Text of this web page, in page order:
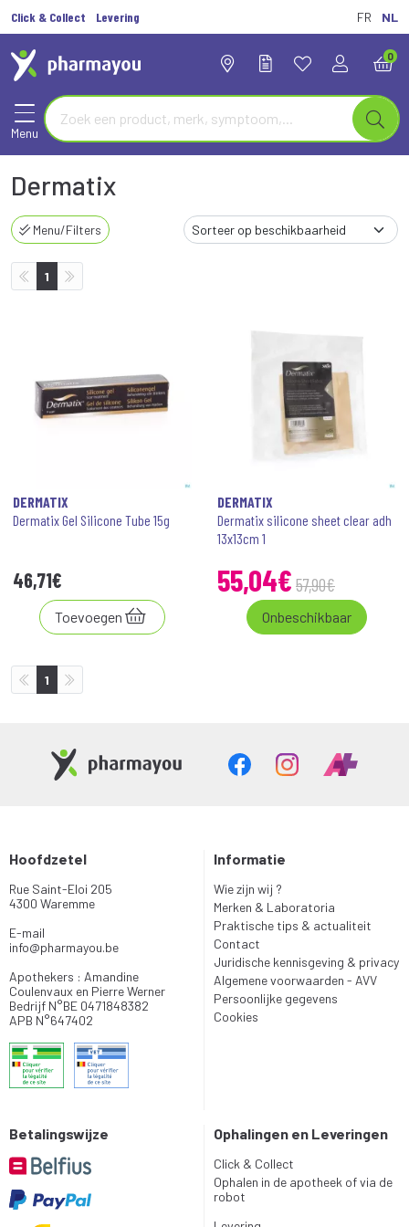
Click & Collect Levering FR NL
0
Menu
Dermatix
Menu/Filters
1
DERMATIX
Dermatix Gel Silicone Tube 15g
46,71€
Toevoegen
DERMATIX
Dermatix silicone sheet clear adh
13x13cm 1
55,04€ 57,90€
Onbeschikbaar
1
Hoofdzetel
Rue Saint-Eloi 205
4300 Waremme
E-mail
info@pharmayou.be
Apothekers : Amandine
Coulenvaux en Pierre Werner
Bedrijf N°BE 0471848382
APB N°647402
Informatie
Wie zijn wij ?
Merken & Laboratoria
Praktische tips & actualiteit
Contact
Juridische kennisgeving & privacy
Algemene voorwaarden - AVV
Persoonlijke gegevens
Cookies
Betalingswijze Ophalingen en Leveringen
Click & Collect
Ophalen in de apotheek of via de
robot